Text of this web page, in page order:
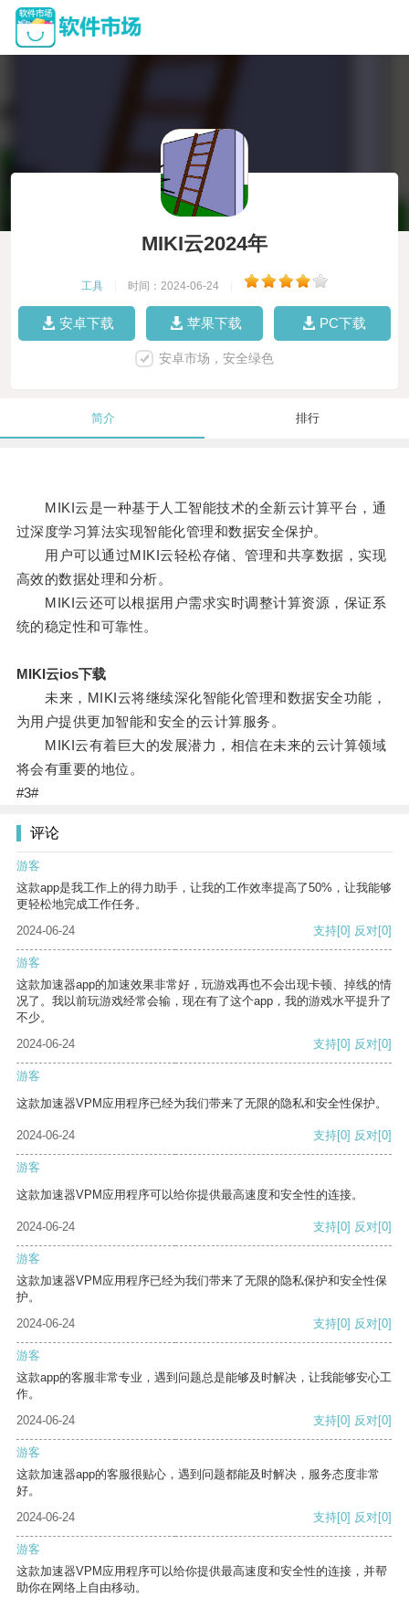
MIKI云2024年
工具 时间：2024-06-24
安卓下载 苹果下载 PC下载
安卓市场，安全绿色
简介 排行
MIKI云是一种基于人工智能技术的全新云计算平台，通
过深度学习算法实现智能化管理和数据安全保护。
用户可以通过MIKI云轻松存储、管理和共享数据，实现
高效的数据处理和分析。
MIKI云还可以根据用户需求实时调整计算资源，保证系
统的稳定性和可靠性。
MIKI云ios下载
未来，MIKI云将继续深化智能化管理和数据安全功能，
为用户提供更加智能和安全的云计算服务。
MIKI云有着巨大的发展潜力，相信在未来的云计算领域
将会有重要的地位。
#3#
评论
游客
这款app是我工作上的得力助手，让我的工作效率提高了50%，让我能够
更轻松地完成工作任务。
2024-06-24
支持[0] 反对[0]
游客
这款加速器app的加速效果非常好，玩游戏再也不会出现卡顿、掉线的情
况了。我以前玩游戏经常会输，现在有了这个app，我的游戏水平提升了
不少。
2024-06-24
支持[0] 反对[0]
游客
这款加速器VPM应用程序已经为我们带来了无限的隐私和安全性保护。
2024-06-24 支持[0] 反对[0]
游客
这款加速器VPM应用程序可以给你提供最高速度和安全性的连接。
2024-06-24 支持[0] 反对[0]
游客
这款加速器VPM应用程序已经为我们带来了无限的隐私保护和安全性保
护。
2024-06-24
支持[0] 反对[0]
游客
这款app的客服非常专业，遇到问题总是能够及时解决，让我能够安心工
作。
2024-06-24
支持[0] 反对[0]
游客
这款加速器app的客服很贴心，遇到问题都能及时解决，服务态度非常
好。
2024-06-24
支持[0] 反对[0]
游客
这款加速器VPM应用程序可以给你提供最高速度和安全性的连接，并帮
助你在网络上自由移动。